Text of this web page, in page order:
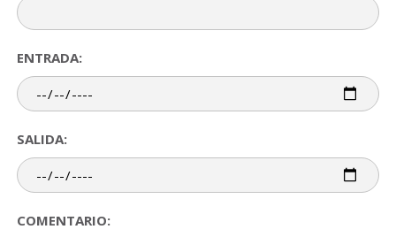
ENTRADA:
SALIDA:
COMENTARIO: